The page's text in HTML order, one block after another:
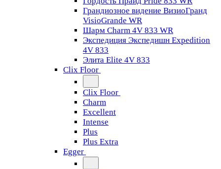
Грандиозное видение ВизиоГранд
VisioGrande WR
Шарм Charm 4V 833 WR
Экспедиция Экспедишн Expedition
4V 833
Элита Elite 4V 833
Clix Floor
Clix Floor
Charm
Excellent
Intense
Plus
Plus Extra
Egger